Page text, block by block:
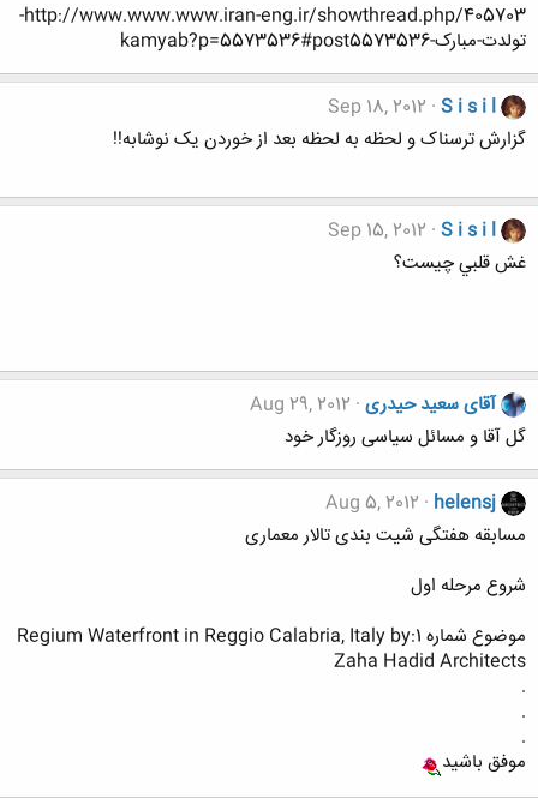
http://www.www.www.iran-eng.ir/showthread.php/405703-
تولدت-مبارک-kamyab?p=5573536#post5573536
S i s i l
Sep 18, 2012
گزارش ترسناک و لحظه به لحظه بعد از خوردن یک نوشابه!!
S i s i l
Sep 15, 2012
غش قلبي چيست؟
آقای سعید حیدری Aug 29, 2012
گل آقا و مسائل سیاسی روزگار خود
helensj
Aug 5, 2012
مسابقه هفتگی شیت بندی تالار معماری
شروع مرحله اول
موضوع شماره 1:Regium Waterfront in Reggio Calabria, Italy by
Zaha Hadid Architects
.
.
.
موفق باشید